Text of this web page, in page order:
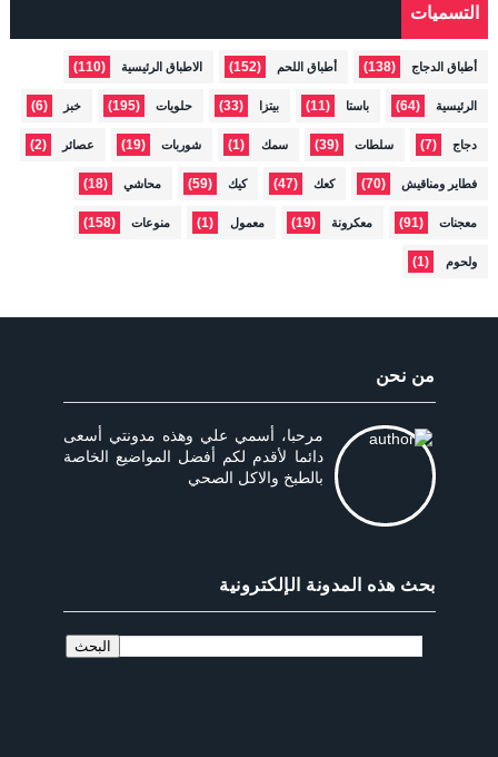
التسميات
أطباق الدجاج (138) أطباق اللحم (152) الاطباق الرئيسية (110)
الرئيسية (64) باستا (11) بيتزا (33) حلويات (195) خبز (6)
دجاج (7) سلطات (39) سمك (1) شوربات (19) عصائر (2)
فطاير ومناقيش (70) كعك (47) كيك (59) محاشي (18)
معجنات (91) معكرونة (19) معمول (1) منوعات (158)
ولحوم (1)
من نحن
مرحبا، أسمي علي وهذه مدونتي أسعى
دائما لأقدم لكم أفضل المواضيع الخاصة
بالطبخ والاكل الصحي
بحث هذه المدونة الإلكترونية